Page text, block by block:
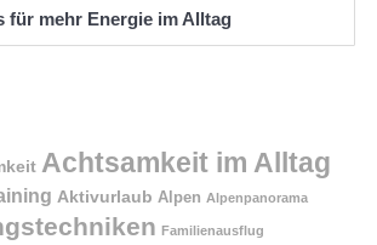
für mehr Energie im Alltag
Achtsamkeit im Alltag
Aktivurlaub Alpen Alpenpanorama
Familienausflug